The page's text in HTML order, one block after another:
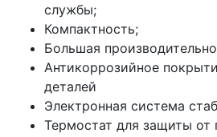
службы;
Компактность;
Большая
Антикоррозийное
деталей
Электронная система
Термостат для защиты от